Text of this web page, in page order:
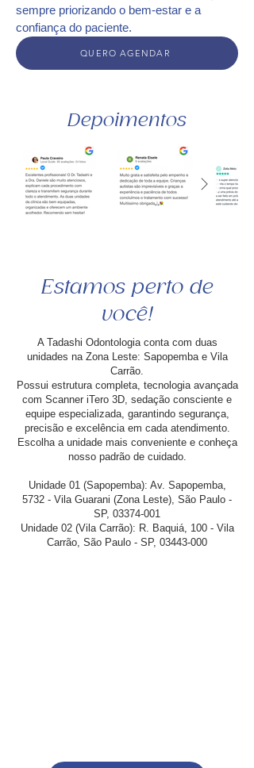
sempre priorizando o bem-estar e a
confiança do paciente.
QUERO AGENDAR
Depoimentos
Estamos perto de
você!
A Tadashi Odontologia conta com duas
unidades na Zona Leste: Sapopemba e Vila
Carrão.
Possui estrutura completa, tecnologia avançada
com Scanner iTero 3D, sedação consciente e
equipe especializada, garantindo segurança,
precisão e excelência em cada atendimento.
Escolha a unidade mais conveniente e conheça
nosso padrão de cuidado.
Unidade 01 (Sapopemba): Av. Sapopemba,
5732 - Vila Guarani (Zona Leste), São Paulo -
SP, 03374-001
Unidade 02 (Vila Carrão): R. Baquiá, 100 - Vila
Carrão, São Paulo - SP, 03443-000